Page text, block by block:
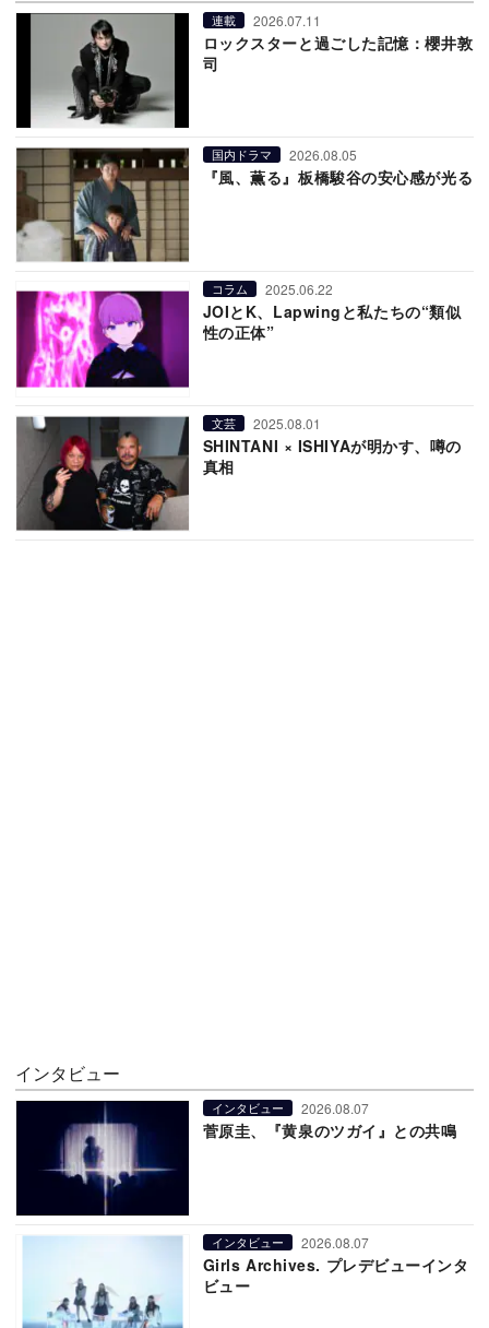
連載 2026.07.11
ロックスターと過ごした記憶：櫻井敦
司
国内ドラマ 2026.08.05
『風、薫る』板橋駿谷の安心感が光る
コラム 2025.06.22
JOIとK、Lapwingと私たちの“類似
性の正体”
文芸 2025.08.01
SHINTANI × ISHIYAが明かす、噂の
真相
インタビュー
インタビュー 2026.08.07
菅原圭、『黄泉のツガイ』との共鳴
インタビュー 2026.08.07
Girls Archives. プレデビューインタ
ビュー